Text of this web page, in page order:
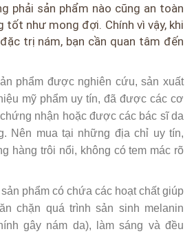
phải sản phẩm nào cũng an toàn
tốt như mong đợi. Chính vì vậy, khi
trị nám, bạn cần quan tâm đến
phẩm được nghiên cứu, sản xuất
mỹ phẩm uy tín, đã được các cơ
nhận hoặc được các bác sĩ da
Nên mua tại những địa chỉ uy tín,
hàng trôi nổi, không có tem mác rõ
phẩm có chứa các hoạt chất giúp
chặn quá trình sản sinh melanin
gây nám da), làm sáng và đều